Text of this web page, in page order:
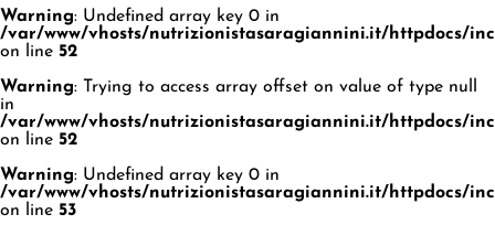
Warning: Undefined array key 0 in
/var/www/vhosts/nutrizionistasaragiannini.it/httpdocs/
on line 52
Warning: Trying to access array offset on value of type null
in
/var/www/vhosts/nutrizionistasaragiannini.it/httpdocs/
on line 52
Warning: Undefined array key 0 in
/var/www/vhosts/nutrizionistasaragiannini.it/httpdocs/
on line 53